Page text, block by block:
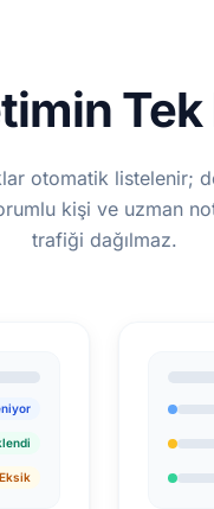
otomatik listelenir;
kişi ve uzman
trafiği dağılmaz.
Eksik